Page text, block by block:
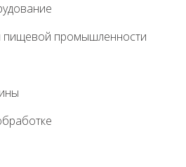
пищевой промышленности